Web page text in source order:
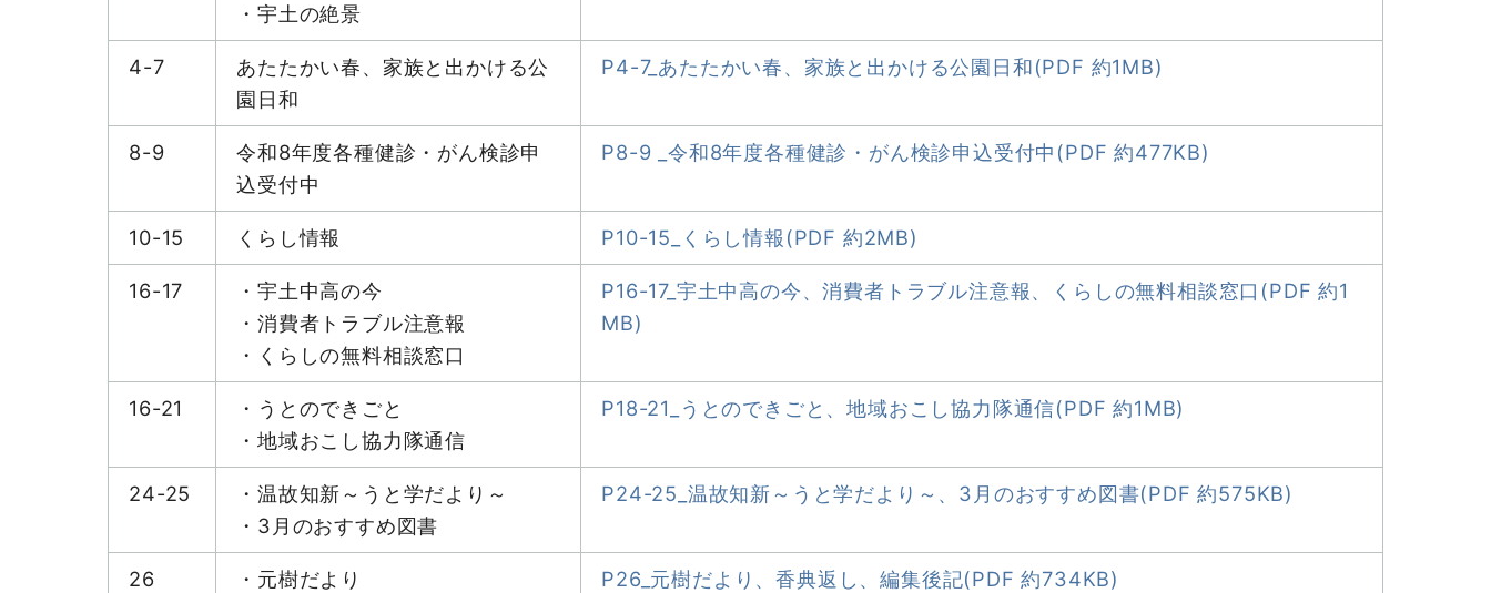
・宇土の絶景
4-7
あたたかい春、家族と出かける公
園日和
P4-7_あたたかい春、家族と出かける公園日和(PDF 約1MB)
8-9
令和8年度各種健診・がん検診申
込受付中
P8-9 _令和8年度各種健診・がん検診申込受付中(PDF 約477KB)
10-15 くらし情報 P10-15_くらし情報(PDF 約2MB)
16-17
・宇土中高の今
・消費者トラブル注意報
・くらしの無料相談窓口
P16-17_宇土中高の今、消費者トラブル注意報、くらしの無料相談窓口(PDF 約1
MB)
16-21
・うとのできごと
・地域おこし協力隊通信
P18-21_うとのできごと、地域おこし協力隊通信(PDF 約1MB)
24-25
・温故知新～うと学だより～
・3月のおすすめ図書
P24-25_温故知新～うと学だより～、3月のおすすめ図書(PDF 約575KB)
26
・元樹だより
P26_元樹だより、香典返し、編集後記(PDF 約734KB)